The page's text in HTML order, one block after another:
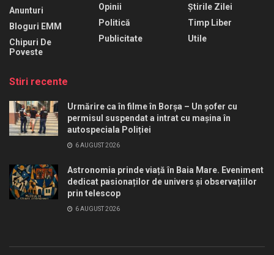
Anunturi
Bloguri EMM
Chipuri De
Poveste
Opinii
Politică
Publicitate
Știrile Zilei
Timp Liber
Utile
Stiri recente
Urmărire ca în filme în Borșa – Un șofer cu
permisul suspendat a intrat cu mașina în
autospeciala Poliției
6 AUGUST 2026
Astronomia prinde viață în Baia Mare. Eveniment
dedicat pasionaților de univers și observațiilor
prin telescop
6 AUGUST 2026